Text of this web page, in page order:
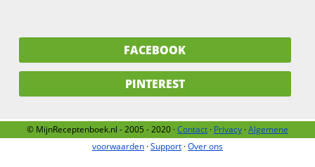
FACEBOOK
PINTEREST
© MijnReceptenboek.nl - 2005 - 2020 ·Contact · Privacy ·Algemene
voorwaarden ·Support ·Over ons